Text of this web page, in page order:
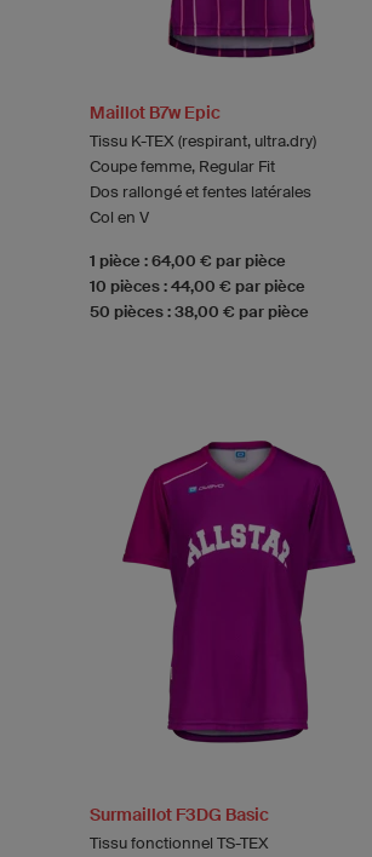
Maillot B7w Epic
Tissu K-TEX (respirant, ultra.dry)
Coupe femme, Regular Fit
Dos rallongé et fentes latérales
Col en V
1 pièce : 64,00 € par pièce
10 pièces : 44,00 € par pièce
50 pièces : 38,00 € par pièce
Surmaillot F3DG Basic
Tissu fonctionnel TS-TEX